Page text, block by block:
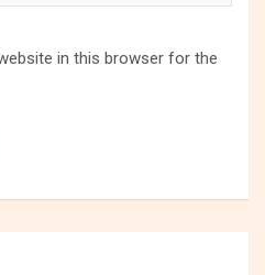
in this browser for the